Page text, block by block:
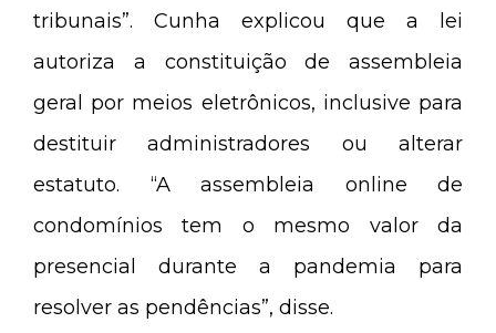
tribunais”. Cunha explicou que a lei
autoriza a constituição de assembleia
geral por meios eletrônicos, inclusive para
destituir administradores ou alterar
estatuto. “A assembleia online de
condomínios tem o mesmo valor da
presencial durante a pandemia para
resolver as pendências”, disse.